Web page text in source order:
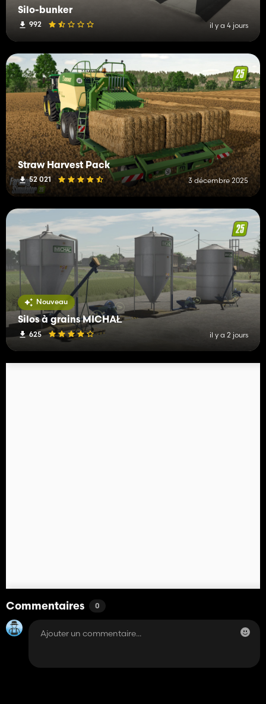
Silo-bunker
992 il y a 4 jours
Straw Harvest Pack
52 021 3 décembre 2025
Nouveau
Silos à grains MICHAŁ
625 il y a 2 jours
Commentaires 0